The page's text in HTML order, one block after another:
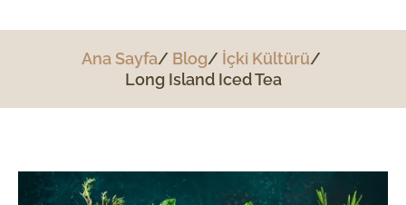
Ana Sayfa Blog
İçki Kültürü
Long Island Iced Tea